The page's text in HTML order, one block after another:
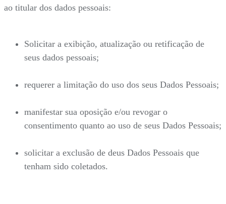
ao titular dos dados pessoais:
Solicitar a exibição, atualização ou retificação de
seus dados pessoais;
requerer a limitação do uso dos seus Dados Pessoais;
manifestar sua oposição e/ou revogar o
consentimento quanto ao uso de seus Dados Pessoais;
solicitar a exclusão de deus Dados Pessoais que
tenham sido coletados.